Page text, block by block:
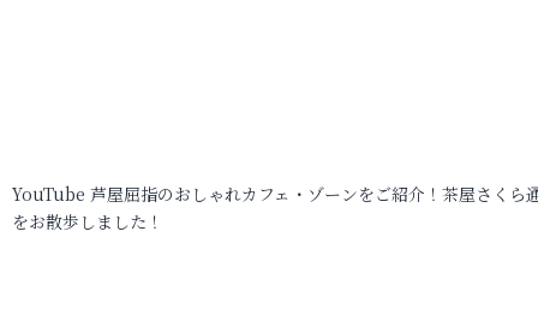
YouTube 芦屋屈指のおしゃれカフェ・ゾーンをご紹介！茶屋さくら
をお散歩しました！